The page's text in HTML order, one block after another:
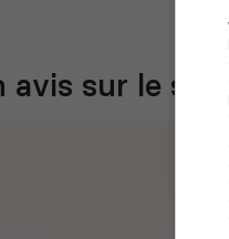
avis sur le